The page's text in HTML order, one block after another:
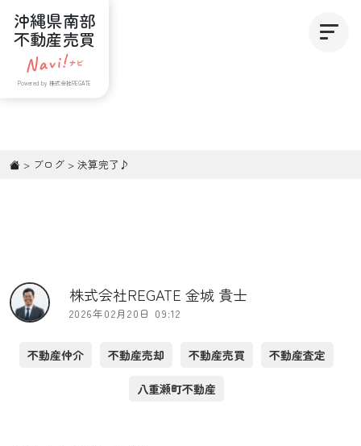
沖縄県南部
不動産売買
Powered by 株式会社REGATE
> ブログ > 決算完了♪
株式会社REGATE 金城 貴士
2026年02月20日 09:12
不動産仲介 不動産売却 不動産売買 不動産査定
八重瀬町不動産